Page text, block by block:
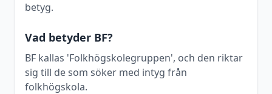
betyg.
Vad betyder BF?
BF kallas 'Folkhögskolegruppen', och den riktar
sig till de som söker med intyg från
folkhögskola.